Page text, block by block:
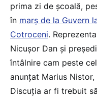
prima zi de școală,
în marș de la Guvern
Cotroceni.
Nicușor Dan și
întâlnire cam peste
anunțat Marius
Discuția ar fi trebuit